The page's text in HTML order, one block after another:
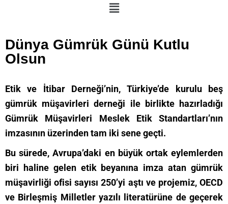
Dünya Gümrük Günü Kutlu
Olsun
Etik ve İtibar Derneği’nin, Türkiye’de kurulu beş
gümrük müşavirleri derneği ile birlikte hazırladığı
Gümrük Müşavirleri Meslek Etik Standartları’nın
imzasının üzerinden tam iki sene geçti.
Bu sürede, Avrupa’daki en büyük ortak eylemlerden
biri haline gelen etik beyanına imza atan gümrük
müşavirliği ofisi sayısı 250’yi aştı ve projemiz, OECD
ve Birleşmiş Milletler yazılı literatürüne de geçerek